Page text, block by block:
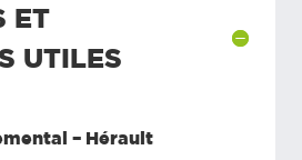
ET
UTILES
– Hérault